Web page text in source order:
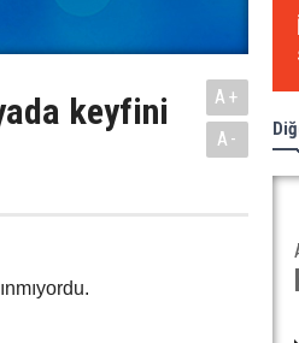
keyfini
A+
A-